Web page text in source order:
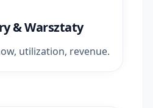
& Warsztaty
utilization, revenue.